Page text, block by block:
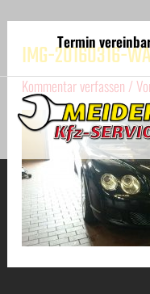
Termin
IMG-20160316-
Kommentar verfassen /